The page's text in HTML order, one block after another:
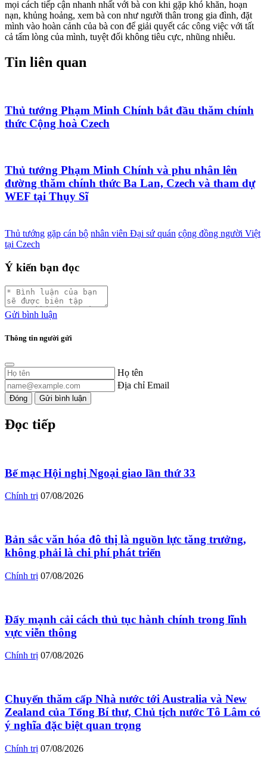
mọi cách tiếp cận nhanh nhất với bà con khi gặp khó khăn, hoạn
nạn, khủng hoảng, xem bà con như người thân trong gia đình, đặt
mình vào hoàn cảnh của bà con để giải quyết các công việc với tất
cả tấm lòng của mình, tuyệt đối không tiêu cực, nhũng nhiễu.
Tin liên quan
Thủ tướng Phạm Minh Chính bắt đầu thăm chính
thức Cộng hoà Czech
Thủ tướng Phạm Minh Chính và phu nhân lên
đường thăm chính thức Ba Lan, Czech và tham dự
WEF tại Thụy Sĩ
Thủ tướng gặp cán bộ nhân viên Đại sứ quán cộng đồng người Việt
tại Czech
Ý kiến bạn đọc
Gửi bình luận
Thông tin người gửi
Họ tên
Địa chỉ Email
Đóng Gửi bình luận
Đọc tiếp
Bế mạc Hội nghị Ngoại giao lần thứ 33
Chính trị 07/08/2026
Bản sắc văn hóa đô thị là nguồn lực tăng trưởng,
không phải là chi phí phát triển
Chính trị 07/08/2026
Đẩy mạnh cải cách thủ tục hành chính trong lĩnh
vực viễn thông
Chính trị 07/08/2026
Chuyến thăm cấp Nhà nước tới Australia và New
Zealand của Tổng Bí thư, Chủ tịch nước Tô Lâm có
ý nghĩa đặc biệt quan trọng
Chính trị 07/08/2026